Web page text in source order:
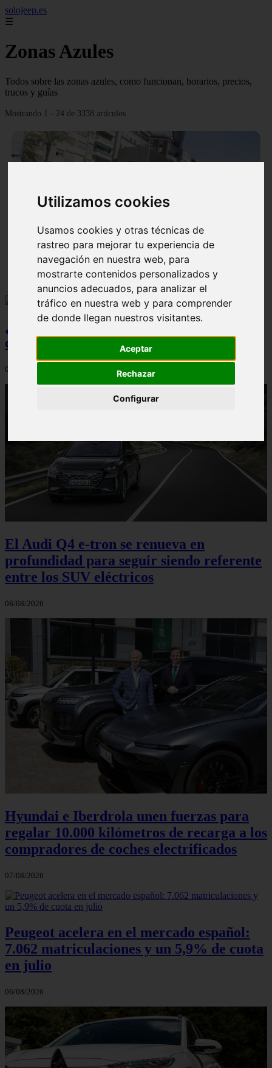
Utilizamos cookies
Usamos cookies y otras técnicas de
rastreo para mejorar tu experiencia de
navegación en nuestra web, para
mostrarte contenidos personalizados y
anuncios adecuados, para analizar el
tráfico en nuestra web y para comprender
de donde llegan nuestros visitantes.
Aceptar
Rechazar
Configurar
solojeep.es
☰
Zonas Azules
Todos sobre las zonas azules, como funcionan, horarios, precios,
trucos y guías
Mostrando 1 - 24 de 3338 artículos
▷ Zona Azul Córdoba 《 Horarios y Tarifas 2024 》
¿Qué Seat Ibiza merece más la pena
comprar?
08/08/2026
El Audi Q4 e-tron se renueva en
profundidad para seguir siendo referente
entre los SUV eléctricos
08/08/2026
Hyundai e Iberdrola unen fuerzas para
regalar 10.000 kilómetros de recarga a los
compradores de coches electrificados
07/08/2026
Peugeot acelera en el mercado español:
7.062 matriculaciones y un 5,9% de cuota
en julio
06/08/2026